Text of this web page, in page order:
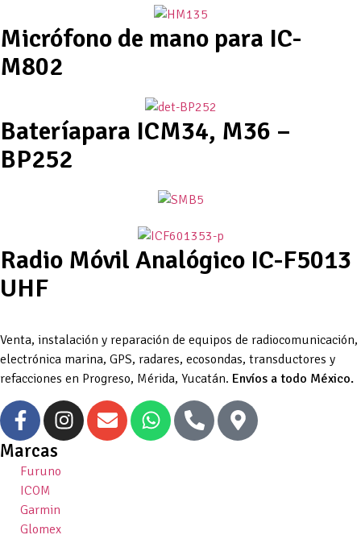
Micrófono de mano para IC-
M802
Bateríapara ICM34, M36 –
BP252
Radio Móvil Analógico IC-F5013
UHF
Venta, instalación y reparación de equipos de radiocomunicación,
electrónica marina, GPS, radares, ecosondas, transductores y
refacciones en Progreso, Mérida, Yucatán. Envíos a todo México.
Marcas
Furuno
ICOM
Garmin
Glomex